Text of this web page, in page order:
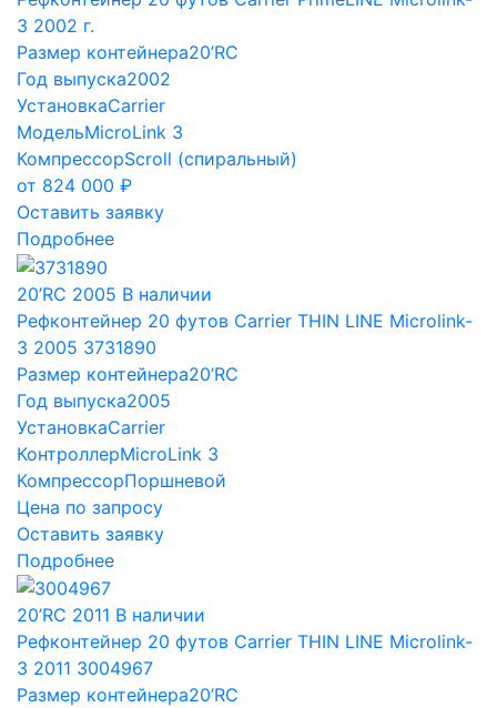
3 2002 г.
Размер контейнера20’RC
Год выпуска2002
УстановкаCarrier
МодельMicroLink 3
КомпрессорScroll (спиральный)
от 824 000 ₽
Оставить заявку
Подробнее
20’RC 2005 В наличии
Рефконтейнер 20 футов Carrier THIN LINE Microlink-
3 2005 3731890
Размер контейнера20’RC
Год выпуска2005
УстановкаCarrier
КонтроллерMicroLink 3
КомпрессорПоршневой
Цена по запросу
Оставить заявку
Подробнее
20’RC 2011 В наличии
Рефконтейнер 20 футов Carrier THIN LINE Microlink-
3 2011 3004967
Размер контейнера20’RC